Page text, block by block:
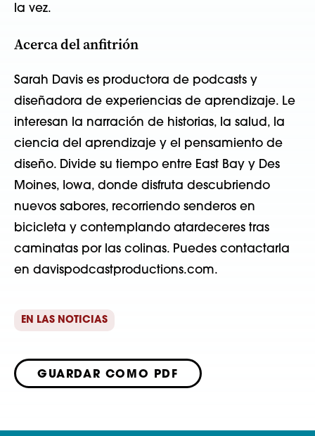
la vez.
Acerca del anfitrión
Sarah Davis es productora de podcasts y
diseñadora de experiencias de aprendizaje. Le
interesan la narración de historias, la salud, la
ciencia del aprendizaje y el pensamiento de
diseño. Divide su tiempo entre East Bay y Des
Moines, Iowa, donde disfruta descubriendo
nuevos sabores, recorriendo senderos en
bicicleta y contemplando atardeceres tras
caminatas por las colinas. Puedes contactarla
en davispodcastproductions.com.
EN LAS NOTICIAS
GUARDAR COMO PDF